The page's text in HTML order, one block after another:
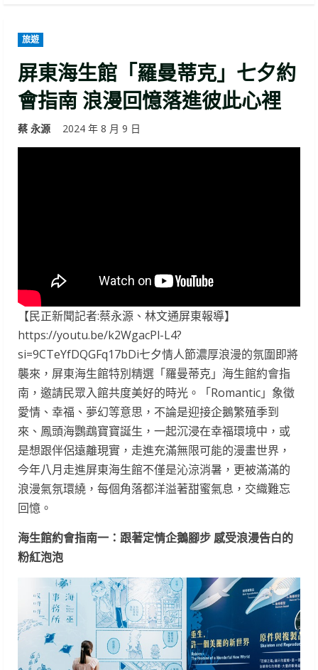
旅遊
屏東海生館「羅曼蒂克」七夕約
會指南 浪漫回憶落進彼此心裡
蔡 永源 2024 年 8 月 9 日
【民正新聞記者:蔡永源、林文通屏東報導】
https://youtu.be/k2WgacPl-L4?
si=9CTeYfDQGFq17bDi七夕情人節濃厚浪漫的氛圍即將
襲來，屏東海生館特別精選「羅曼蒂克」海生館約會指
南，邀請民眾入館共度美好的時光。「Romantic」象徵
愛情、幸福、夢幻等意思，不論是迎接企鵝繁殖季到
來、鳳頭海鸚鵡寶寶誕生，一起沉浸在幸福環境中，或
是想跟伴侶遠離現實，走進充滿無限可能的漫畫世界，
今年八月走進屏東海生館不僅是沁涼消暑，更被滿滿的
浪漫氣氛環繞，每個角落都洋溢著甜蜜氣息，交織難忘
回憶。
海生館約會指南一：跟著定情企鵝腳步 感受浪漫告白的
粉紅泡泡